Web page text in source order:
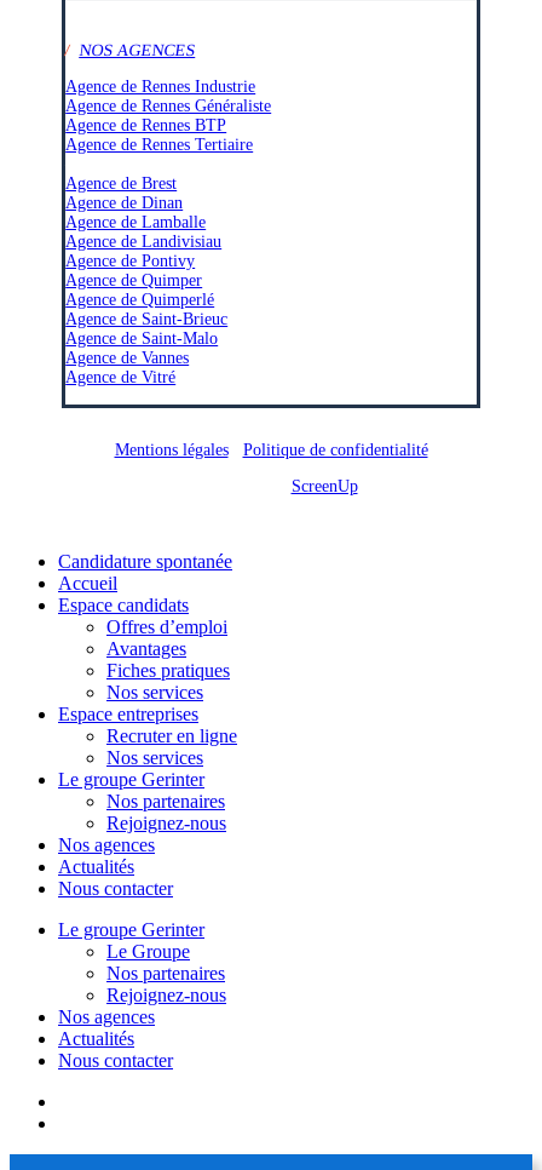
/ NOS AGENCES
Agence de Rennes Industrie
Agence de Rennes Généraliste
Agence de Rennes BTP
Agence de Rennes Tertiaire
Agence de Brest
Agence de Dinan
Agence de Lamballe
Agence de Landivisiau
Agence de Pontivy
Agence de Quimper
Agence de Quimperlé
Agence de Saint-Brieuc
Agence de Saint-Malo
Agence de Vannes
Agence de Vitré
Mentions légales/ Politique de confidentialité
ScreenUp
Close
Menu
Candidature spontanée
Accueil
Espace candidats
Offres d’emploi
Avantages
Fiches pratiques
Nos services
Espace entreprises
Recruter en ligne
Nos services
Le groupe Gerinter
Nos partenaires
Rejoignez-nous
Nos agences
Actualités
Nous contacter
Le groupe Gerinter
Le Groupe
Nos partenaires
Rejoignez-nous
Nos agences
Actualités
Nous contacter